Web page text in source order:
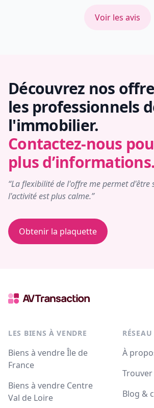
Voir les avis
Découvrez nos
les professionnels
l'immobilier.
Contactez-nous
plus d’informations.
“La flexibilité de l'offre me permet d'être
l'activité est plus calme.”
Obtenir la plaquette
LES BIENS À VENDRE
Biens à vendre Île de
France
Biens à vendre Centre
Val de Loire
À
Blog &